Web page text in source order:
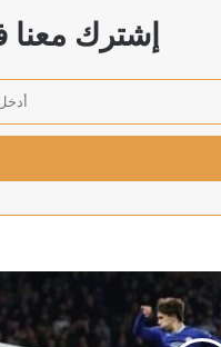
توقف موظفين ورطوا قناة
شخص باستهداف إيراني
إشترك معنا